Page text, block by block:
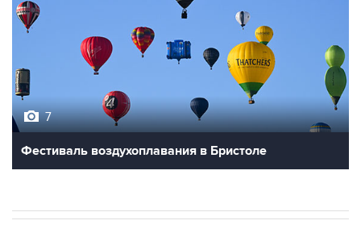
7
Фестиваль воздухоплавания в Бристоле